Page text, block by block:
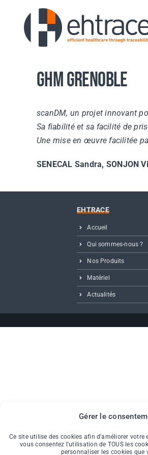
Gérer le
Ce site utilise des cookies afin d'améliorer votre
vous consentez l'utilisation de TOUS les
personnaliser les cookies que
contenu
GHM Grenoble
scanDM, un projet innovant
Sa fiabilité et sa facilité de
Une mise en œuvre facilitée
SENECAL Sandra, SONJON
EHTRACE
Accueil
Qui sommes-nous ?
Nos Produits
Matériel
Actualités